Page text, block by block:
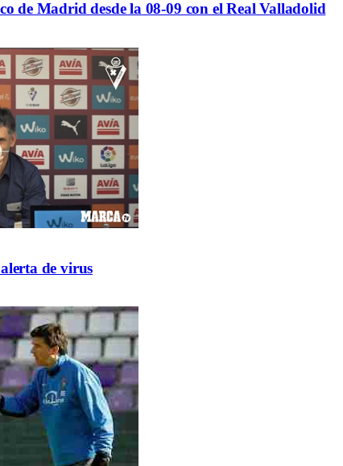
de Madrid desde la 08-09 con el Real Valladolid
de virus